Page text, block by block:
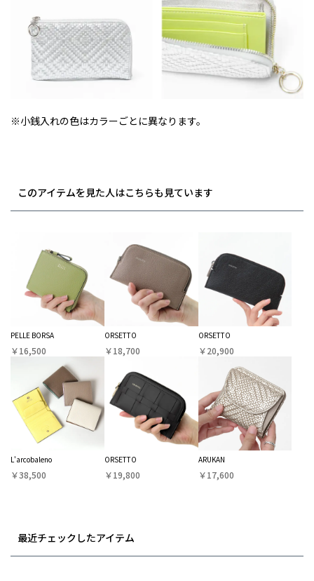
※小銭入れの色はカラーごとに異なります。
このアイテムを見た人はこちらも見ています
PELLE BORSA
￥16,500
ORSETTO
￥18,700
ORSETTO
￥20,900
L'arcobaleno
￥38,500
ORSETTO
￥19,800
ARUKAN
￥17,600
最近チェックしたアイテム